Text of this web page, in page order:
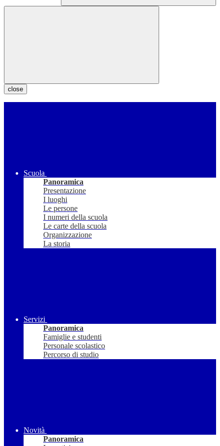
close
Scuola
Panoramica
Presentazione
I luoghi
Le persone
I numeri della scuola
Le carte della scuola
Organizzazione
La storia
Servizi
Panoramica
Famiglie e studenti
Personale scolastico
Percorso di studio
Novità
Panoramica